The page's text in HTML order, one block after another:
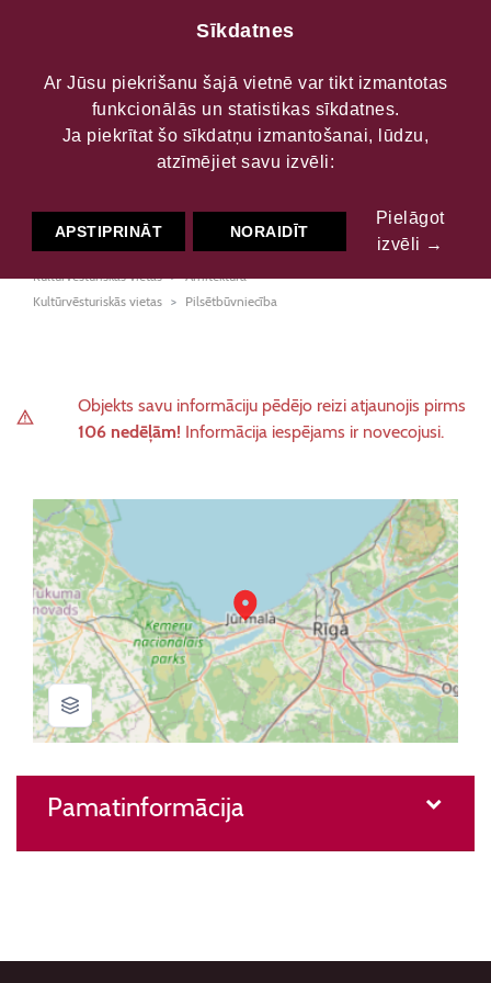
Jūrmala, Strēlnieku
prospekts 26
Kultūrvēsturiskās vietas
Arhitektūra
Kultūrvēsturiskās vietas
Pilsētbūvniecība
Objekts savu informāciju pēdējo reizi atjaunojis pirms
106 nedēļām! Informācija iespējams ir novecojusi.
Pamatinformācija
Sīkdatnes
Ar Jūsu piekrišanu šajā vietnē var tikt izmantotas
funkcionālās un statistikas sīkdatnes.
Ja piekrītat šo sīkdatņu izmantošanai, lūdzu,
atzīmējiet savu izvēli:
APSTIPRINĀT NORAIDĪT
Pielāgot
izvēli →